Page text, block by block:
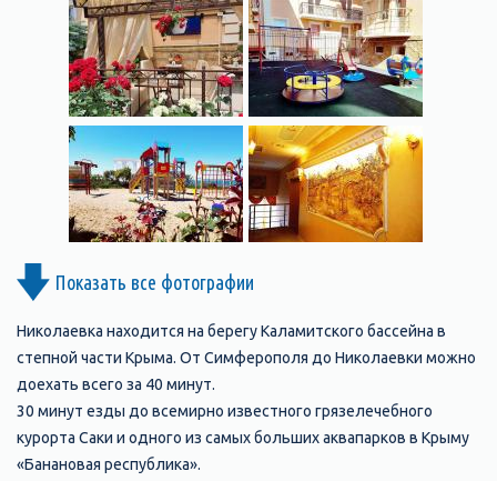
Показать все фотографии
Николаевка находится на берегу Каламитского бассейна в
степной части Крыма. От Симферополя до Николаевки можно
доехать всего за 40 минут.
30 минут езды до всемирно известного грязелечебного
курорта Саки и одного из самых больших аквапарков в Крыму
«Банановая республика».